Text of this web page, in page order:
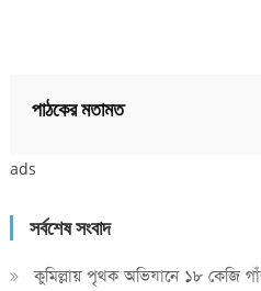
পাঠকের মতামত
ads
সর্বশেষ সংবাদ
কুমিল্লায় পৃথক অভিযানে ১৮ কেজি